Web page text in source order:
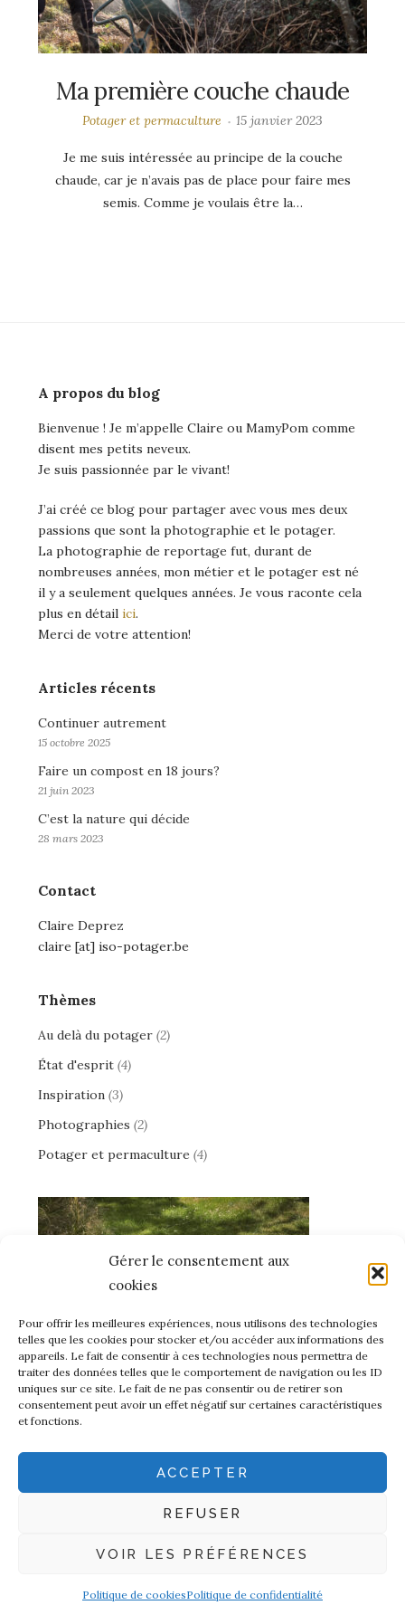
Gérer le consentement aux
cookies
Pour offrir les meilleures expériences, nous utilisons des technologies
telles que les cookies pour stocker et/ou accéder aux informations des
appareils. Le fait de consentir à ces technologies nous permettra de
traiter des données telles que le comportement de navigation ou les ID
uniques sur ce site. Le fait de ne pas consentir ou de retirer son
consentement peut avoir un effet négatif sur certaines caractéristiques
et fonctions.
ACCEPTER
REFUSER
VOIR LES PRÉFÉRENCES
Politique de cookiesPolitique de confidentialité
Ma première couche chaude
Potager et permaculture 15 janvier 2023
Je me suis intéressée au principe de la couche
chaude, car je n’avais pas de place pour faire mes
semis. Comme je voulais être la…
A propos du blog
Bienvenue ! Je m’appelle Claire ou MamyPom comme
disent mes petits neveux.
Je suis passionnée par le vivant!
J’ai créé ce blog pour partager avec vous mes deux
passions que sont la photographie et le potager.
La photographie de reportage fut, durant de
nombreuses années, mon métier et le potager est né
il y a seulement quelques années. Je vous raconte cela
plus en détail ici.
Merci de votre attention!
Articles récents
Continuer autrement
15 octobre 2025
Faire un compost en 18 jours?
21 juin 2023
C’est la nature qui décide
28 mars 2023
Contact
Claire Deprez
claire [at] iso-potager.be
Thèmes
Au delà du potager (2)
État d'esprit (4)
Inspiration (3)
Photographies (2)
Potager et permaculture (4)
Politique de confidentialité
Cookies (EU)